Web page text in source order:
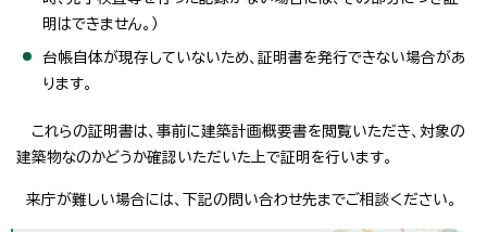
明はできません。）
台帳自体が現存していないため、証明書を発行できない場合があ
ります。
これらの証明書は、事前に建築計画概要書を閲覧いただき、対象の
建築物なのかどうか確認いただいた上で証明を行います。
来庁が難しい場合には、下記の問い合わせ先までご相談ください。